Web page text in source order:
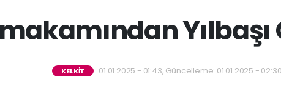
KELKİT 01.01.2025 - 01:43, Güncelleme: 01.01.2025 - 02:30